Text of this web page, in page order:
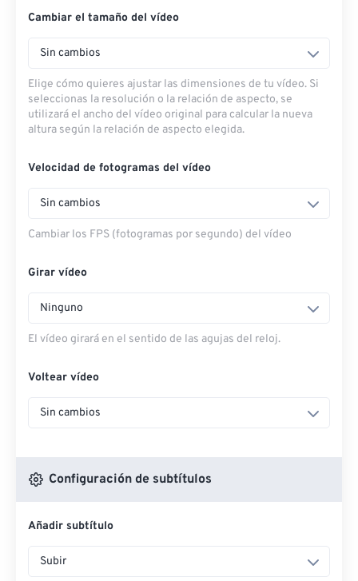
Cambiar el tamaño del vídeo
Sin cambios
Elige cómo quieres ajustar las dimensiones de tu vídeo. Si
seleccionas la resolución o la relación de aspecto, se
utilizará el ancho del vídeo original para calcular la nueva
altura según la relación de aspecto elegida.
Velocidad de fotogramas del vídeo
Sin cambios
Cambiar los FPS (fotogramas por segundo) del vídeo
Girar vídeo
Ninguno
El vídeo girará en el sentido de las agujas del reloj.
Voltear vídeo
Sin cambios
Configuración de subtítulos
Añadir subtítulo
Subir